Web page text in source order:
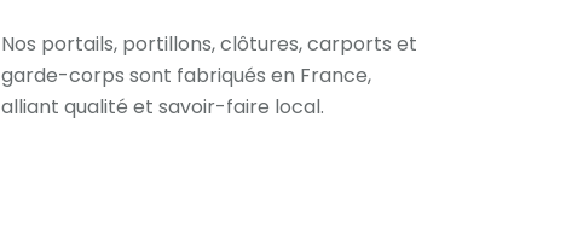
Nos portails, portillons, clôtures, carports et
garde-corps sont fabriqués en France,
alliant qualité et savoir-faire local.